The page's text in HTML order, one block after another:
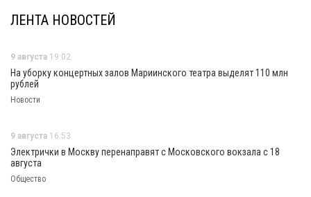
ЛЕНТА НОВОСТЕЙ
9 августа 19:02
На уборку концертных залов Мариинского театра выделят 110 млн
рублей
Новости
9 августа 16:53
Электрички в Москву перенаправят с Московского вокзала с 18
августа
Общество